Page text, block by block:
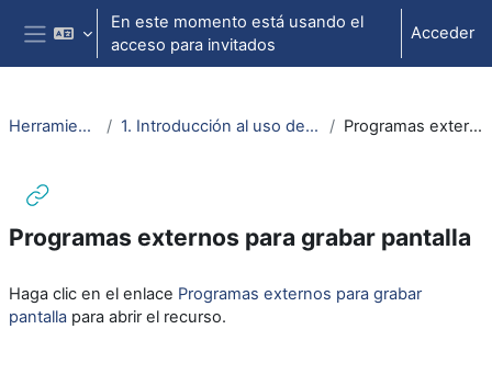
Salta al contenido principal
Panel lateral
En este momento está usando el
acceso para invitados
Acceder
Herramientas videoconf. 1. Introducción al uso de videoconferencia para docencia Programas externos para grabar pantalla
Programas externos para grabar pantalla
Haga clic en el enlace Programas externos para grabar
pantalla para abrir el recurso.